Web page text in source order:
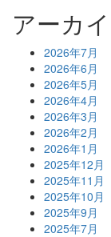
アーカ
2026年7月
2026年6月
2026年5月
2026年4月
2026年3月
2026年2月
2026年1月
2025年12月
2025年11月
2025年10月
2025年9月
2025年7月